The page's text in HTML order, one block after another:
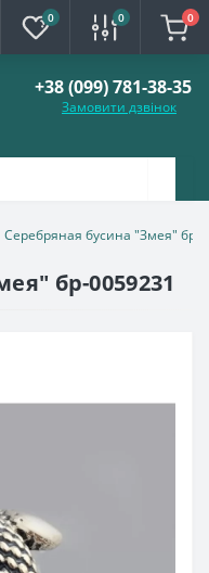
0 0 0
+38 (099) 781-38-35
Замовити дзвінок
Серебряная бусина "Змея" бр-
бр-0059231